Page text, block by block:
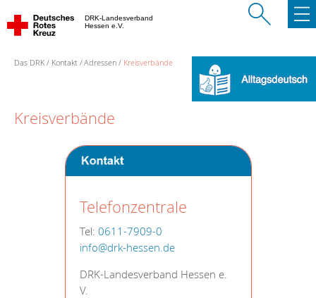
DRK-Landesverband
Hessen e.V.
Das DRK Kontakt Adressen Kreisverbände
Kreisverbände
Telefonzentrale
Tel: 0611-7909-0
info@drk-hessen.de
DRK-Landesverband Hessen e.
V.